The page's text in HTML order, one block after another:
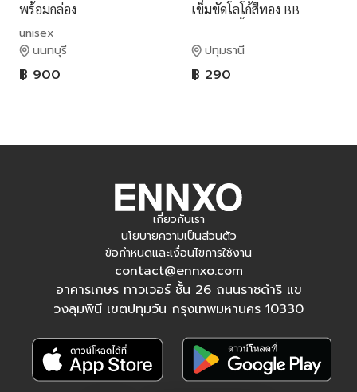
พร้อมกล่อง
unisex
นนทบุรี
฿ 900
เข็มขัดโลโก้สีทอง BB
ปทุมธานี
฿ 290
เกี่ยวกับเรา
นโยบายความเป็นส่วนตัว
ข้อกำหนดและเงื่อนไขการใช้งาน
contact@ennxo.com
อาคารเกษร ทาวเวอร์ ชั้น 26 ถนนราชดำริ แข
วงลุมพินี เขตปทุมวัน กรุงเทพมหานคร 10330